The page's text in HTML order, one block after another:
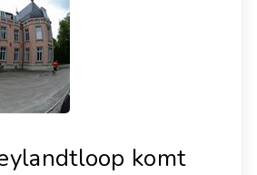
komt